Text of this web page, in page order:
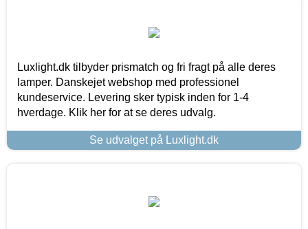
Luxlight.dk tilbyder prismatch og fri fragt på alle deres
lamper. Danskejet webshop med professionel
kundeservice. Levering sker typisk inden for 1-4
hverdage. Klik her for at se deres udvalg.
Se udvalget på Luxlight.dk